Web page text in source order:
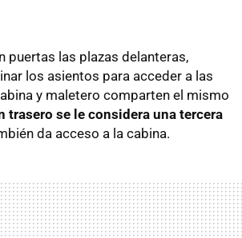
puertas las plazas delanteras,
los asientos para acceder a las
y maletero comparten el mismo
trasero se le considera una tercera
da acceso a la cabina.